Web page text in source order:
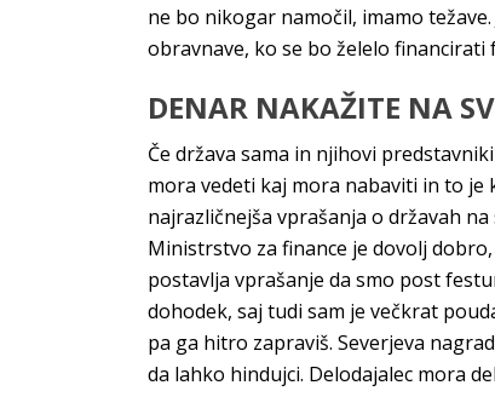
ne bo nikogar namočil, imamo
obravnave, ko se bo želelo
DENAR NAKAŽITE NA
Če država sama in njihovi
mora vedeti kaj mora nabaviti in to
najrazličnejša vprašanja o državah
Ministrstvo za finance je dovolj
postavlja vprašanje da smo post
dohodek, saj tudi sam je večkrat
pa ga hitro zapraviš. Severjeva
da lahko hindujci. Delodajalec mora